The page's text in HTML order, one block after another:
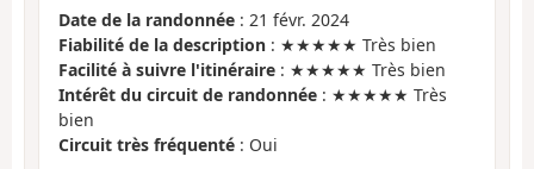
Date de la randonnée : 21 févr. 2024
Fiabilité de la description : ★★★★★ Très bien
Facilité à suivre l'itinéraire : ★★★★★ Très bien
Intérêt du circuit de randonnée : ★★★★★ Très
bien
Circuit très fréquenté : Oui